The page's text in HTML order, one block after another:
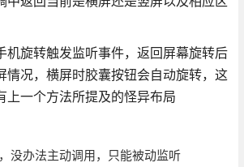
机旋转触发监听事件，返回屏幕旋转后
情况，横屏时胶囊按钮会自动旋转，这
上一个方法所提及的怪异布局
没办法主动调用，只能被动监听